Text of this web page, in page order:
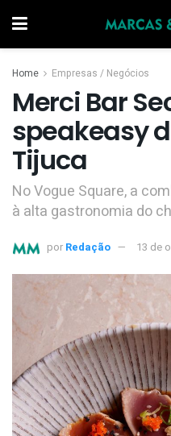
Home Empresas / Negócios
Merci Bar
speakeasy
Tijuca
No Vogue Square, a
à alta gastronomia do
por Redação 13 de